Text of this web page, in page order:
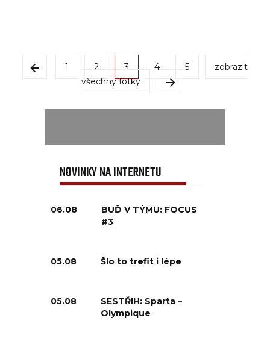
1 2 3 4 5
zobrazit
všechny fotky
NOVINKY NA INTERNETU
06.08
BUĎ V TÝMU: FOCUS
#3
05.08 Šlo to trefit i lépe
05.08
SESTŘIH: Sparta –
Olympique